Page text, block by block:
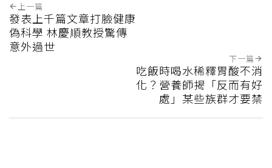
上一篇
發表上千篇文章打臉健康
偽科學 林慶順教授驚傳
意外過世
下一篇
吃飯時喝水稀釋胃酸不消
化？營養師揭「反而有好
處」某些族群才要禁